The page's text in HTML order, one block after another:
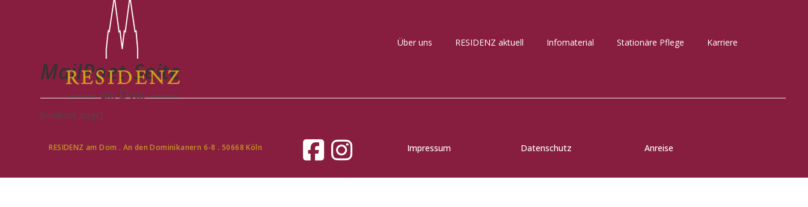
Über uns RESIDENZ aktuell Infomaterial Stationäre Pflege Karriere
MailPoet-Seite
[mailpoet_page]
RESIDENZ am Dom . An den Dominikanern 6-8 . 50668 Köln Impressum Datenschutz Anreise